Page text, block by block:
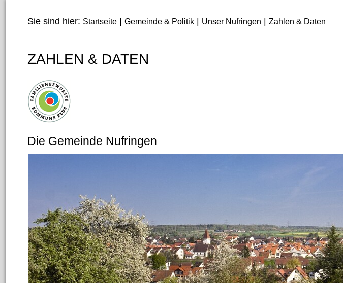
Sie sind hier: Startseite |Gemeinde & Politik | Unser Nufringen |Zahlen & Daten
ZAHLEN & DATEN
Die Gemeinde Nufringen